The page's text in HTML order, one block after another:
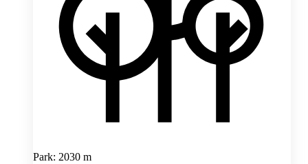
Park: 2030 m